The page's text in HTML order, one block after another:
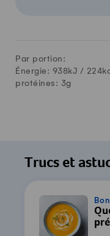
Par portion:
Énergie: 938kJ / 224
protéines: 3g
Trucs et